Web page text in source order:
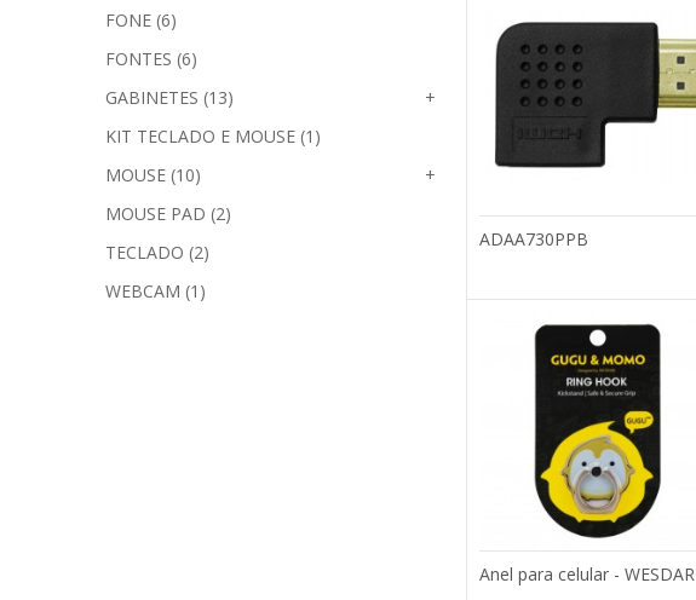
FONE (6)
FONTES (6)
GABINETES (13)
+
KIT TECLADO E MOUSE (1)
MOUSE (10)
+
MOUSE PAD (2)
TECLADO (2)
WEBCAM (1)
ADAA730PPB
Anel para celular - WESDAR